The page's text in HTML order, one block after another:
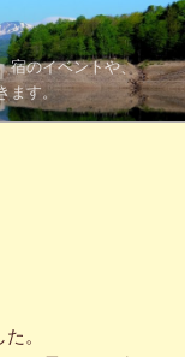
宿のイベントや、
ます。
。